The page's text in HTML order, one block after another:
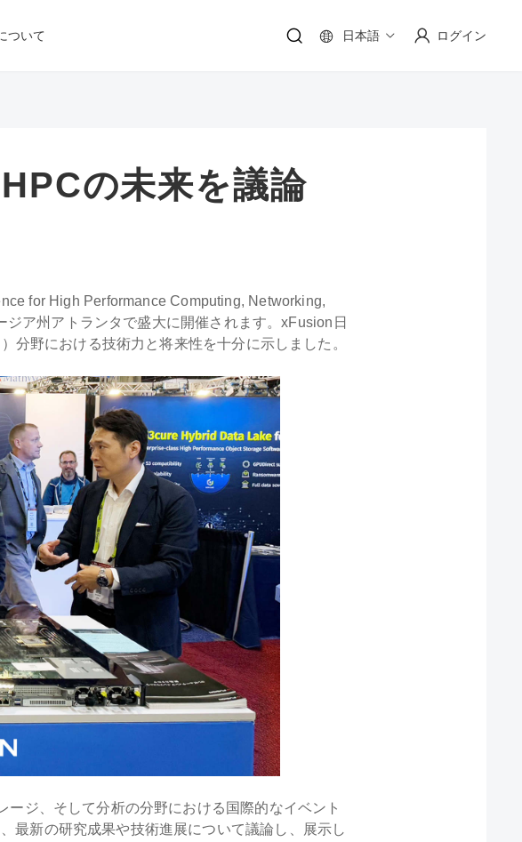
ついて 日本語 ログイン
の未来を議論
for High Performance Computing, Networking,
ア州アトランタで盛大に開催されます。xFusion日
分野における技術力と将来性を十分に示しました。
ジ、そして分析の分野における国際的なイベント
最新の研究成果や技術進展について議論し、展示し